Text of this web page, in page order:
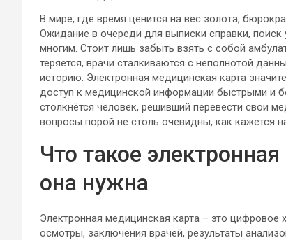
В мире, где время ценится на вес золота,
Ожидание в очереди для выписки справки, поиск
многим. Стоит лишь забыть взять с собой
теряется, врачи сталкиваются с неполнотой
историю. Электронная медицинская карта
доступ к медицинской информации быстрыми и
столкнётся человек, решивший перевести свои
вопросы порой не столь очевидны, как кажется
Что такое
она нужна
Электронная медицинская карта – это
осмотры, заключения врачей, результаты